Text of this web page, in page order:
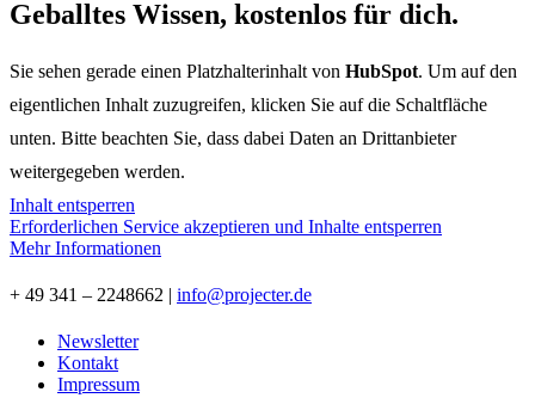
Geballtes Wissen, kostenlos für dich.
Sie sehen gerade einen Platzhalterinhalt von HubSpot. Um auf den
eigentlichen Inhalt zuzugreifen, klicken Sie auf die Schaltfläche
unten. Bitte beachten Sie, dass dabei Daten an Drittanbieter
weitergegeben werden.
Inhalt entsperren
Erforderlichen Service akzeptieren und Inhalte entsperren
Mehr Informationen
+ 49 341 – 2248662 | info@projecter.de
Newsletter
Kontakt
Impressum